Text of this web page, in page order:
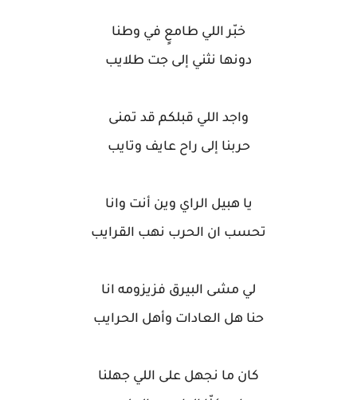
خبّر اللي طامعٍ في وطنا
دونها نثني إلى جت طلايب
واجد اللي قبلكم قد تمنى
حربنا إلى راح عايف وتايب
يا هبيل الراي وين أنت وانا
تحسب ان الحرب نهب القرايب
لي مشى البيرق فزيزومه انا
حنا هل العادات وأهل الحرايب
كان ما نجهل على اللي جهلنا